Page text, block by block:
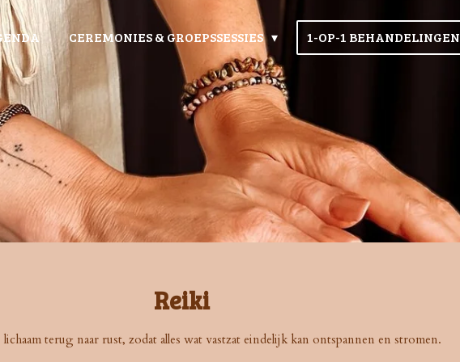
CEREMONIES & GROEPSSESSIES 1-OP-1 BEHANDELINGEN
Reiki
terug naar rust, zodat alles wat vastzat eindelijk kan ontspannen en stromen.